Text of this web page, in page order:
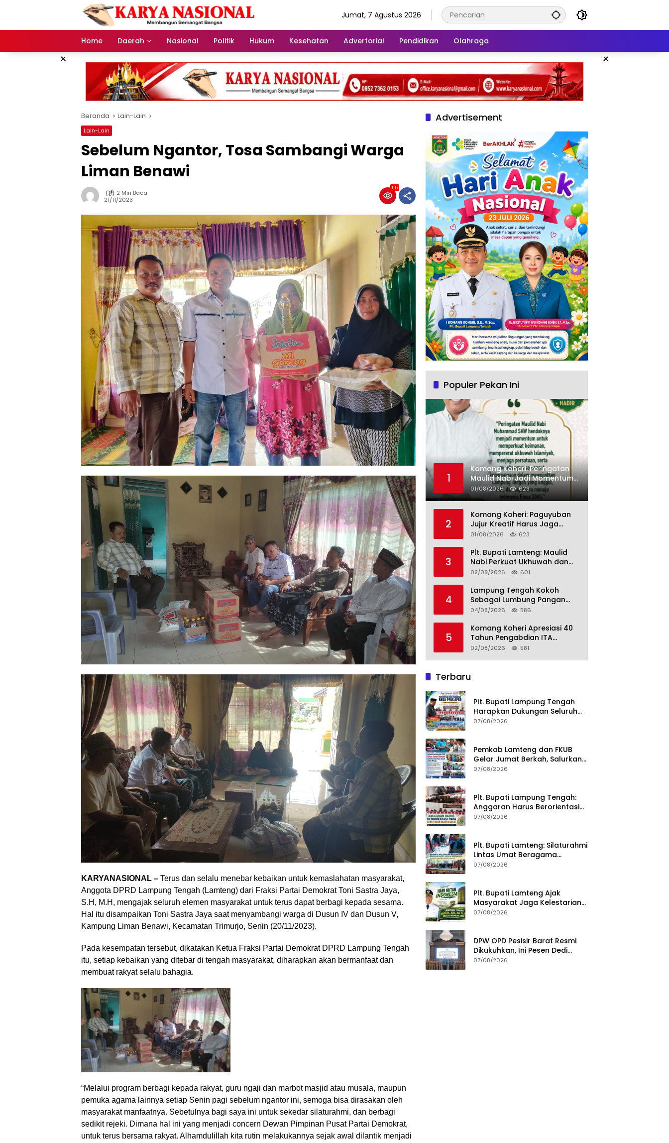
Jumat, 7 Agustus 2026
Home Daerah Nasional Politik Hukum Kesehatan Advertorial Pendidikan Olahraga
× ×
Beranda Lain-Lain
Lain-Lain
Sebelum Ngantor, Tosa Sambangi Warga
Liman Benawi
2 Min Baca
21/11/2023
115
KARYANASIONAL – Terus dan selalu menebar kebaikan untuk kemaslahatan masyarakat,
Anggota DPRD Lampung Tengah (Lamteng) dari Fraksi Partai Demokrat Toni Sastra Jaya,
S.H, M.H, mengajak seluruh elemen masyarakat untuk terus dapat berbagi kepada sesama.
Hal itu disampaikan Toni Sastra Jaya saat menyambangi warga di Dusun IV dan Dusun V,
Kampung Liman Benawi, Kecamatan Trimurjo, Senin (20/11/2023).
Pada kesempatan tersebut, dikatakan Ketua Fraksi Partai Demokrat DPRD Lampung Tengah
itu, setiap kebaikan yang ditebar di tengah masyarakat, diharapkan akan bermanfaat dan
membuat rakyat selalu bahagia.
“Melalui program berbagi kepada rakyat, guru ngaji dan marbot masjid atau musala, maupun
pemuka agama lainnya setiap Senin pagi sebelum ngantor ini, semoga bisa dirasakan oleh
masyarakat manfaatnya. Sebetulnya bagi saya ini untuk sekedar silaturahmi, dan berbagi
sedikit rejeki. Dimana hal ini yang menjadi concern Dewan Pimpinan Pusat Partai Demokrat,
untuk terus bersama rakyat. Alhamdulillah kita rutin melakukannya sejak awal dilantik menjadi
Advertisement
Populer Pekan Ini
1
Komang Koheri: Peringatan
Maulid Nabi Jadi Momentum
Perkuat Ukhuwah Umat di
Lampung Tengah
01/08/2026 629
2
Komang Koheri: Paguyuban
Jujur Kreatif Harus Jaga
Persatuan untuk Kemajuan
01/08/2026 623
3
Plt. Bupati Lamteng: Maulid
Nabi Perkuat Ukhuwah dan
Jaga Kerukunan Umat
02/08/2026 601
4
Lampung Tengah Kokoh
Sebagai Lumbung Pangan
dan Kekuatan Perkebunan
Kemandirian Pangan adalah
Fondasi Menuju Indonesia
Emas 2045
04/08/2026 586
5
Komang Koheri Apresiasi 40
Tahun Pengabdian ITA
Optical Group untuk
02/08/2026 581
Terbaru
Plt. Bupati Lampung Tengah
Harapkan Dukungan Seluruh
Pimpinan DPRD Bahas RKUA-
07/08/2026
Pemkab Lamteng dan FKUB
Gelar Jumat Berkah, Salurkan
Bantuan Sosial untuk Warga
07/08/2026
Plt. Bupati Lampung Tengah:
Anggaran Harus Berorientasi
pada Kebutuhan Masyarakat
07/08/2026
Plt. Bupati Lamteng: Silaturahmi
Lintas Umat Beragama
Menjaga Kondusivitas Daerah
07/08/2026
Plt. Bupati Lamteng Ajak
Masyarakat Jaga Kelestarian
Alam pada Peringatan Hari
07/08/2026
DPW OPD Pesisir Barat Resmi
Dikukuhkan, Ini Pesen Dedi
Irawan
07/08/2026